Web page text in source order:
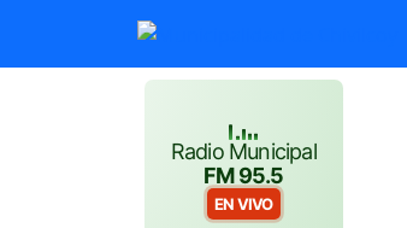
Radio Municipal
FM 95.5
EN VIVO